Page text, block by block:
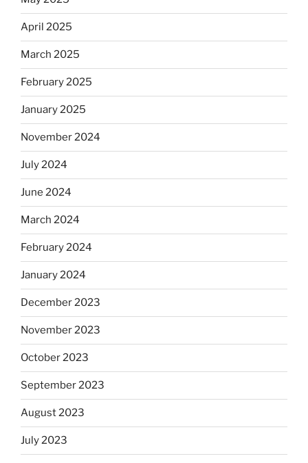
April 2025
March 2025
February 2025
January 2025
November 2024
July 2024
June 2024
March 2024
February 2024
January 2024
December 2023
November 2023
October 2023
September 2023
August 2023
July 2023